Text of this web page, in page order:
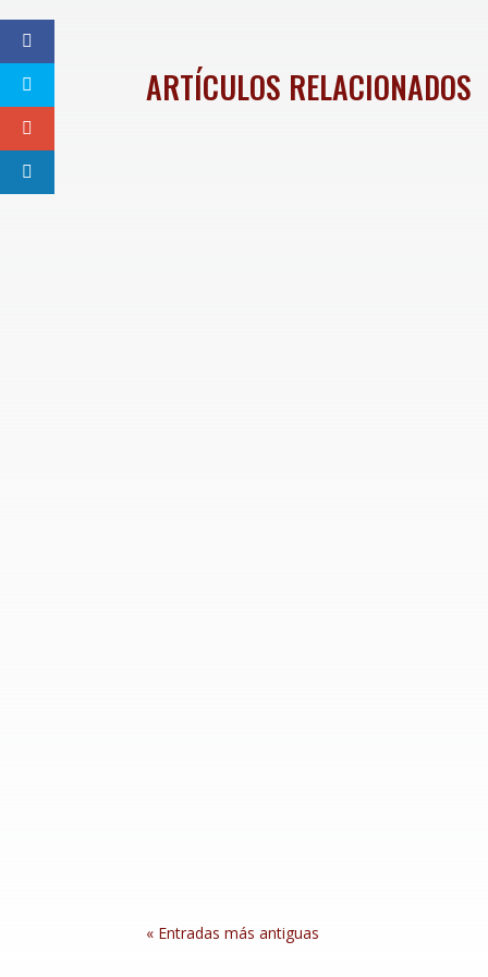
ARTÍCULOS RELACIONADOS
« Entradas más antiguas